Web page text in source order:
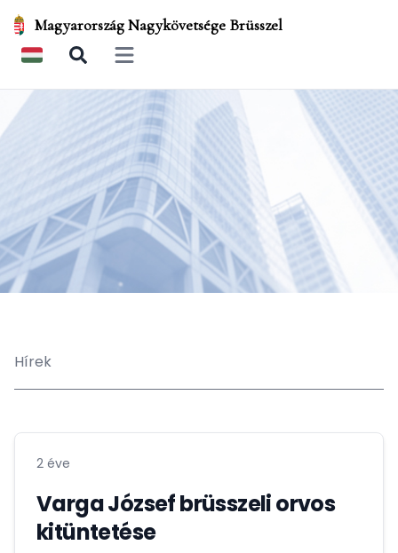
Magyarország Nagykövetsége Brüsszel
Open main menu
Hírek
2 éve
Varga József brüsszeli orvos
kitüntetése